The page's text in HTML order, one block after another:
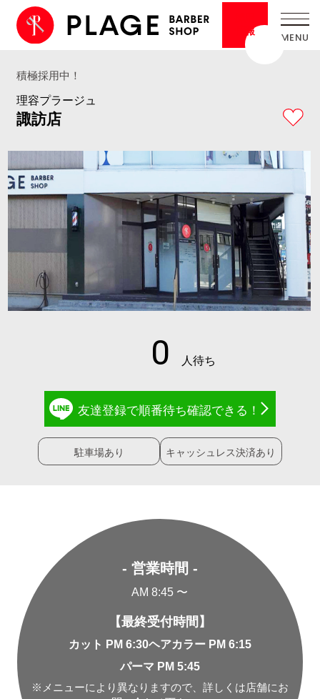
情報
積極採用中！
理容プラージュ
諏訪店
駐車場あり キャッシュレス決済あり
友達登録で順番待ち確認できる！
- 営業時間 -
AM 8:45 〜
【最終受付時間】
カット PM 6:30ヘアカラー PM 6:15
パーマ PM 5:45
※メニューにより異なりますので、詳しくは店舗にお